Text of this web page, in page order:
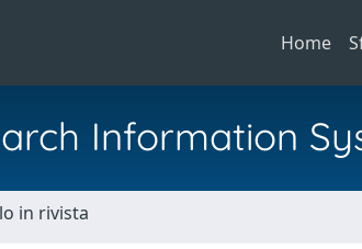
Home
Information
in rivista